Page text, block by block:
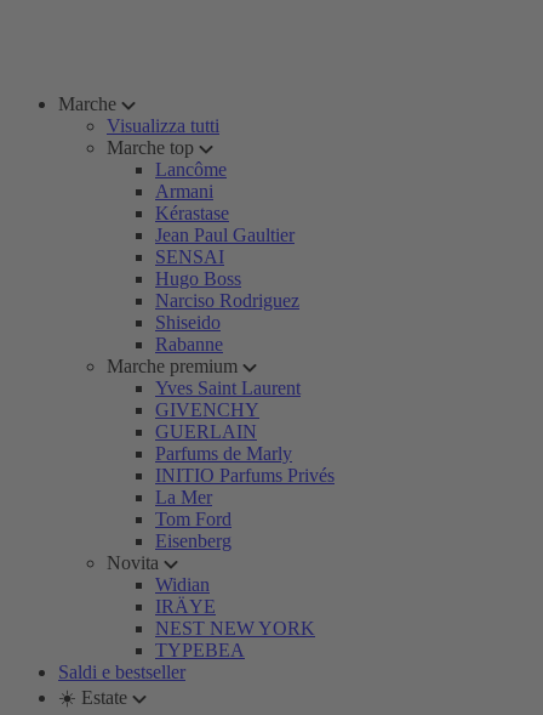
Marche
Visualizza tutti
Marche top
Lancôme
Armani
Kérastase
Jean Paul Gaultier
SENSAI
Hugo Boss
Narciso Rodriguez
Shiseido
Rabanne
Marche premium
Yves Saint Laurent
GIVENCHY
GUERLAIN
Parfums de Marly
INITIO Parfums Privés
La Mer
Tom Ford
Eisenberg
Novita
Widian
IRÄYE
NEST NEW YORK
TYPEBEA
Saldi e bestseller
☀️ Estate